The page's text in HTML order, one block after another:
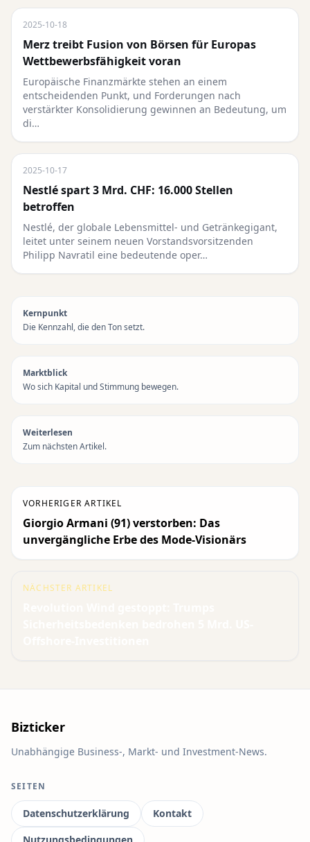
2025-10-18
Merz treibt Fusion von Börsen für Europas
Wettbewerbsfähigkeit voran
Europäische Finanzmärkte stehen an einem
entscheidenden Punkt, und Forderungen nach
verstärkter Konsolidierung gewinnen an Bedeutung, um
di…
2025-10-17
Nestlé spart 3 Mrd. CHF: 16.000 Stellen
betroffen
Nestlé, der globale Lebensmittel- und Getränkegigant,
leitet unter seinem neuen Vorstandsvorsitzenden
Philipp Navratil eine bedeutende oper…
Kernpunkt
Die Kennzahl, die den Ton setzt.
Marktblick
Wo sich Kapital und Stimmung bewegen.
Weiterlesen
Zum nächsten Artikel.
VORHERIGER ARTIKEL
Giorgio Armani (91) verstorben: Das
unvergängliche Erbe des Mode-Visionärs
NÄCHSTER ARTIKEL
Bizticker
Unabhängige Business-, Markt- und Investment-News.
SEITEN
Datenschutzerklärung
Kontakt